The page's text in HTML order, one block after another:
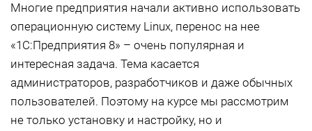
Многие предприятия начали активно использовать
операционную систему Linux, перенос на нее
«1С:Предприятия 8» – очень популярная и
интересная задача. Тема касается
администраторов, разработчиков и даже обычных
пользователей. Поэтому на курсе мы рассмотрим
не только установку и настройку, но и